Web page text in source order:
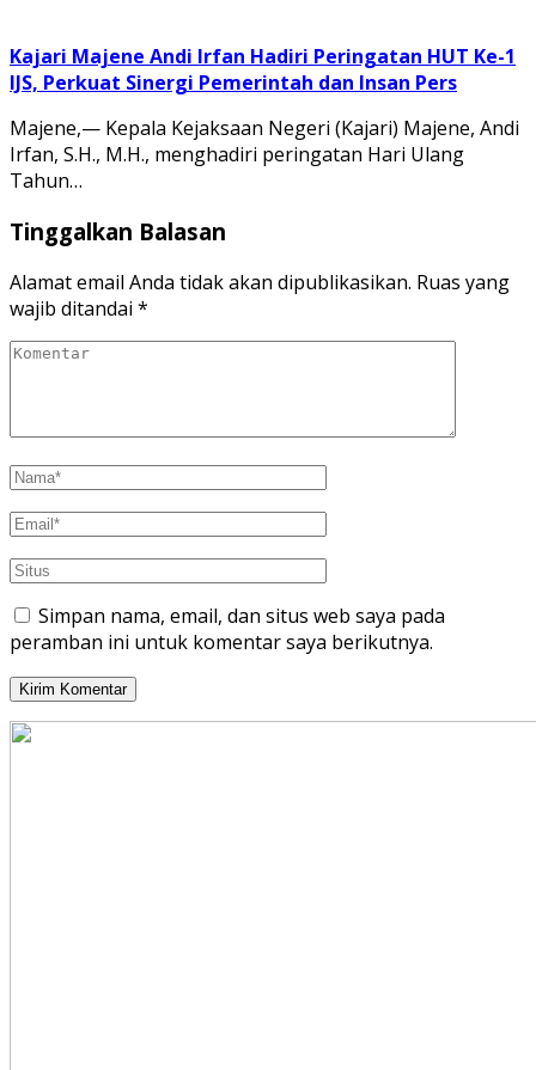
Kajari Majene Andi Irfan Hadiri Peringatan HUT Ke-1
IJS, Perkuat Sinergi Pemerintah dan Insan Pers
Majene,— Kepala Kejaksaan Negeri (Kajari) Majene, Andi
Irfan, S.H., M.H., menghadiri peringatan Hari Ulang
Tahun…
Tinggalkan Balasan
Alamat email Anda tidak akan dipublikasikan. Ruas yang
wajib ditandai *
Simpan nama, email, dan situs web saya pada
peramban ini untuk komentar saya berikutnya.